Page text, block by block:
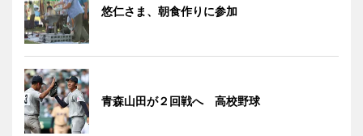
悠仁さま、朝食作りに参加
青森山田が２回戦へ 高校野球